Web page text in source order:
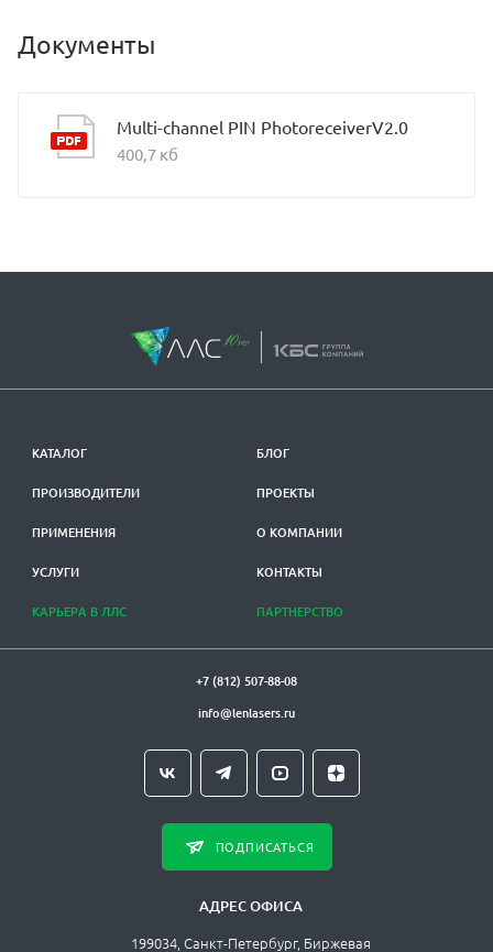
Документы
Multi-channel PIN PhotoreceiverV2.0
400,7 кб
КАТАЛОГ
ПРОИЗВОДИТЕЛИ
ПРИМЕНЕНИЯ
УСЛУГИ
КАРЬЕРА В ЛЛС
БЛОГ
ПРОЕКТЫ
О КОМПАНИИ
КОНТАКТЫ
ПАРТНЕРСТВО
+7 (812) 507-88-08
info@lenlasers.ru
ПОДПИСАТЬСЯ
АДРЕС ОФИСА
199034, Санкт-Петербург, Биржевая